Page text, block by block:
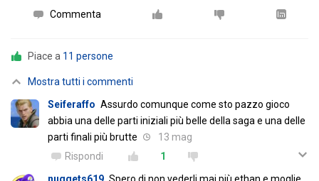
Commenta
Piace a 11 persone
Mostra tutti i commenti
Seiferaffo Assurdo comunque come sto pazzo gioco
abbia una delle parti iniziali più belle della saga e una delle
parti finali più brutte
13 mag
Rispondi
1
nuggets619 Spero di non vederli mai più ethan e moglie,